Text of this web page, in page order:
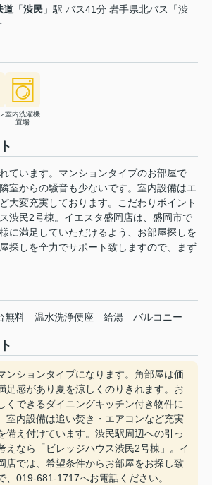
道 「渋民 」駅 バス41分 岩手県北バス「渋
室内洗濯機
置場
ています。マンションタイプのお部屋で
室からの騒音も少ないです。室内設備はエ
大変充実しております。こだわりポイント
渋民2号棟。イエスタ盛岡店は、盛岡市で
に満足していただけるよう、お部屋探しを
探しを全力でサポート致しますので、まず
無料 温水洗浄便座 給湯 バルコニー
ンションタイプになります。角部屋は価
足感があり夏を涼しくのりきれます。お
くできるダイニングキッチン付き物件に
室内設備は追い焚き・エアコンなど充実
備え付けています。渋民駅周辺への引っ
えなら「ビレッジハウス渋民2号棟」。イ
店では、希望条件からお部屋をお探し致
、019-681-1717へお電話ください。